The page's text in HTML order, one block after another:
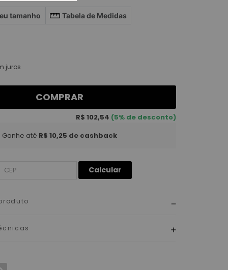
tamanho Tabela de Medidas
juros
COMPRAR
R$ 102,54 (5% de desconto)
Ganhe até R$ 10,25 de cashback
Calcular